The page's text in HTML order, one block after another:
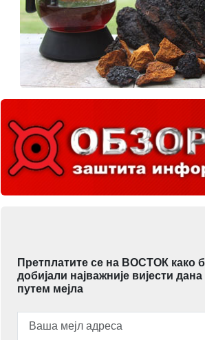
Претплатите се на ВОСТОК како
добијали најважније вијести
путем мејла